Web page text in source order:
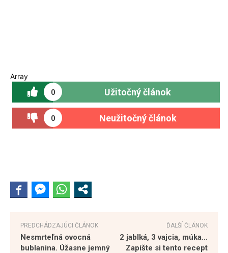
Array
0 Užitočný článok
0 Neužitočný článok
PREDCHÁDZAJÚCI ČLÁNOK
Nesmrteľná ovocná
bublanina. Úžasne jemný
ĎALŠÍ ČLÁNOK
2 jablká, 3 vajcia, múka…
Zapíšte si tento recept